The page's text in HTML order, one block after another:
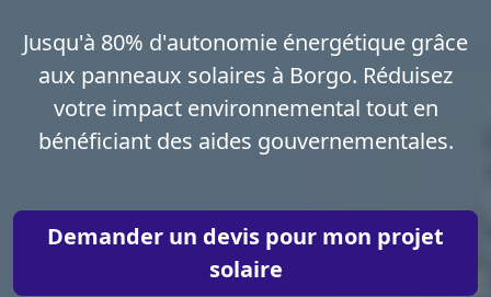
Jusqu'à 80% d'autonomie énergétique grâce
aux panneaux solaires à Borgo. Réduisez
votre impact environnemental tout en
bénéficiant des aides gouvernementales.
Demander un devis pour mon projet
solaire